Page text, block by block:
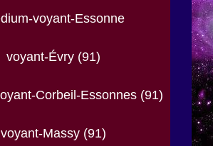
voyant-Essonne
voyant-Évry (91)
Corbeil-Essonnes (91)
voyant-Massy (91)